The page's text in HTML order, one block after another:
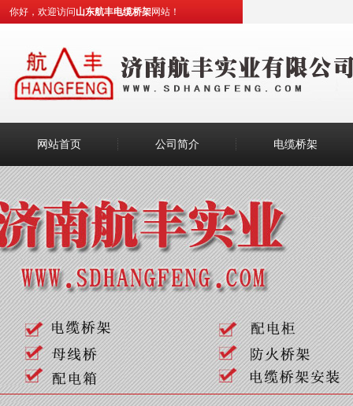
你好，欢迎访问山东航丰电缆桥架网站！
网站首页 公司简介 电缆桥架
如何判断喷塑桥架的质量好
弱电工程中常用的桥架有哪
在购买母线槽时有哪些注意
正确选择托盘式桥架需要注
托盘式桥架服役期间的运维
电缆桥架的施工要注意哪些